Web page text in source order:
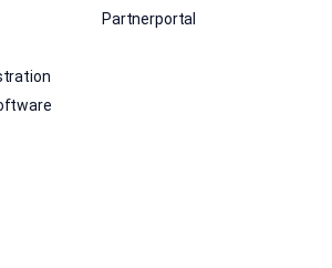
Partnerportal